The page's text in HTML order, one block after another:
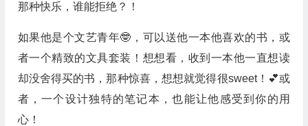
那种快乐，谁能拒绝？！
如果他是个文艺青年🤓，可以送他一本他喜欢的书，或
者一个精致的文具套装！想想看，收到一本他一直想读
却没舍得买的书，那种惊喜，想想就觉得很sweet！💕或
者，一个设计独特的笔记本，也能让他感受到你的用
心！